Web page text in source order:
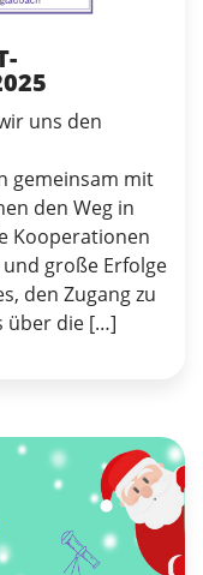
uns den
gemeinsam mit
den Weg in
Kooperationen
große Erfolge
den Zugang zu
über die […]